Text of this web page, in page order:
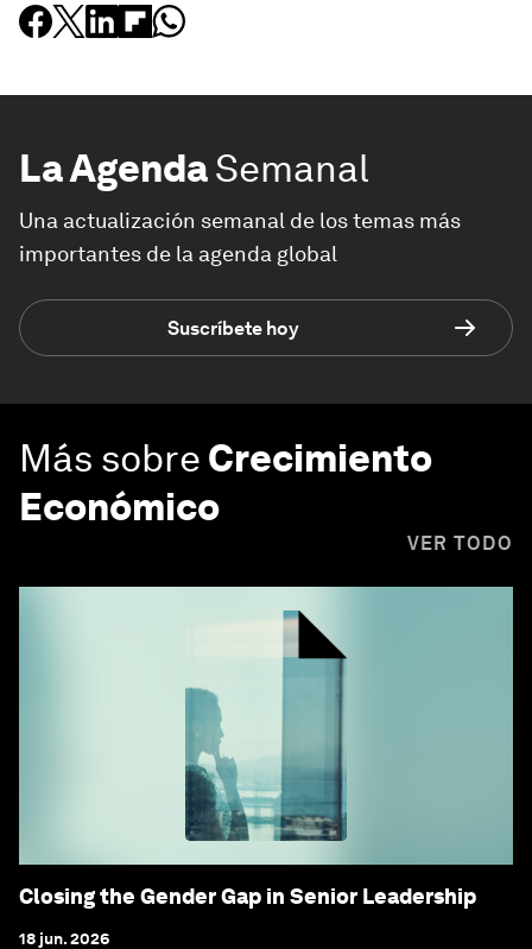
La AgendaSemanal
Una actualización semanal de los temas más
importantes de la agenda global
Suscríbete hoy
Más sobre Crecimiento
Económico
VER TODO
Closing the Gender Gap in Senior Leadership
18 jun. 2026